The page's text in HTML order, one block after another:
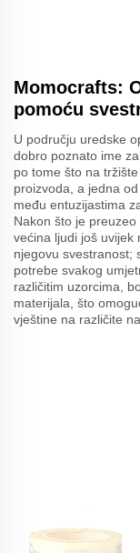
Momocrafts:
pomoću
U području uredske
dobro poznato ime
po tome što na
proizvoda, a jedna
među entuzijastima
Nakon što je
većina ljudi još uvijek
njegovu svestranost;
potrebe svakog
različitim uzorcima,
materijala, što
vještine na različite